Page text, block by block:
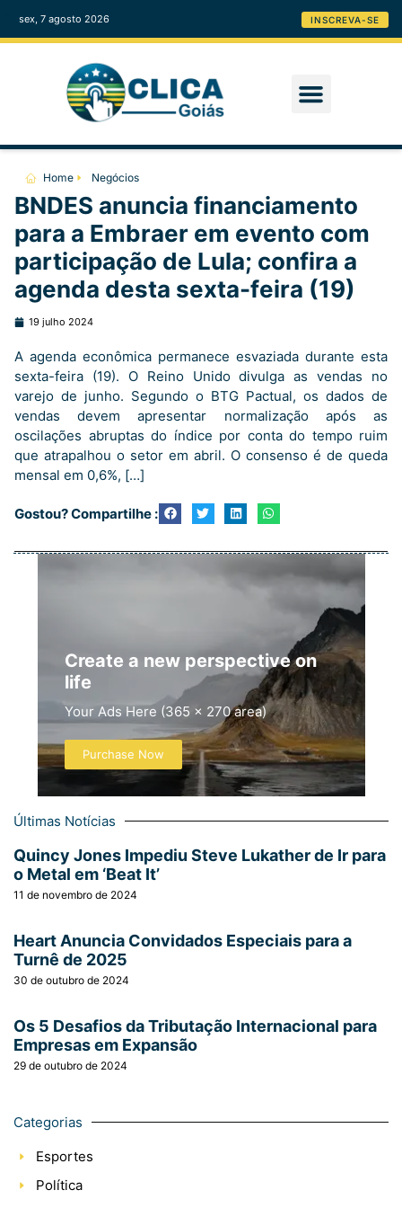
sex, 7 agosto 2026 INSCREVA-SE
Home Negócios
BNDES anuncia financiamento
para a Embraer em evento com
participação de Lula; confira a
agenda desta sexta-feira (19)
19 julho 2024
A agenda econômica permanece esvaziada durante esta
sexta-feira (19). O Reino Unido divulga as vendas no
varejo de junho. Segundo o BTG Pactual, os dados de
vendas devem apresentar normalização após as
oscilações abruptas do índice por conta do tempo ruim
que atrapalhou o setor em abril. O consenso é de queda
mensal em 0,6%, […]
Gostou? Compartilhe :
Create a new perspective on
life
Your Ads Here (365 x 270 area)
Purchase Now
Últimas Notícias
Quincy Jones Impediu Steve Lukather de Ir para
o Metal em ‘Beat It’
11 de novembro de 2024
Heart Anuncia Convidados Especiais para a
Turnê de 2025
30 de outubro de 2024
Os 5 Desafios da Tributação Internacional para
Empresas em Expansão
29 de outubro de 2024
Categorias
Esportes
Política